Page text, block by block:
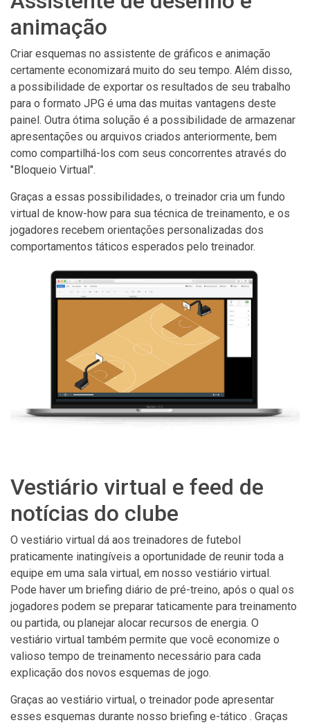
animação
Criar esquemas no assistente de gráficos e animação
certamente economizará muito do seu tempo. Além disso,
a possibilidade de exportar os resultados de seu trabalho
para o formato JPG é uma das muitas vantagens deste
painel. Outra ótima solução é a possibilidade de armazenar
apresentações ou arquivos criados anteriormente, bem
como compartilhá-los com seus concorrentes através do
"Bloqueio Virtual".
Graças a essas possibilidades, o treinador cria um fundo
virtual de know-how para sua técnica de treinamento, e os
jogadores recebem orientações personalizadas dos
comportamentos táticos esperados pelo treinador.
Vestiário virtual e feed de
notícias do clube
O vestiário virtual dá aos treinadores de futebol
praticamente inatingíveis a oportunidade de reunir toda a
equipe em uma sala virtual, em nosso vestiário virtual.
Pode haver um briefing diário de pré-treino, após o qual os
jogadores podem se preparar taticamente para treinamento
ou partida, ou planejar alocar recursos de energia. O
vestiário virtual também permite que você economize o
valioso tempo de treinamento necessário para cada
explicação dos novos esquemas de jogo.
Graças ao vestiário virtual, o treinador pode apresentar
esses esquemas durante nosso briefing e-tático . Graças